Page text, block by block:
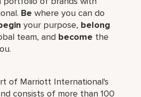
Be where you can do
your purpose, belong
team, and become the
of Marriott International's
consists of more than 100